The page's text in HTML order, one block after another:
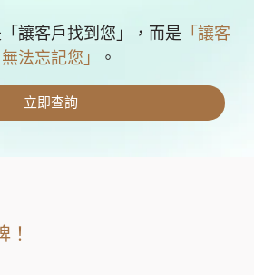
讓客戶找到您」，而是 「讓客
法忘記您」
。
立即查詢
！